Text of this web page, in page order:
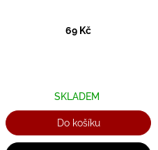
69 Kč
SKLADEM
Do košíku